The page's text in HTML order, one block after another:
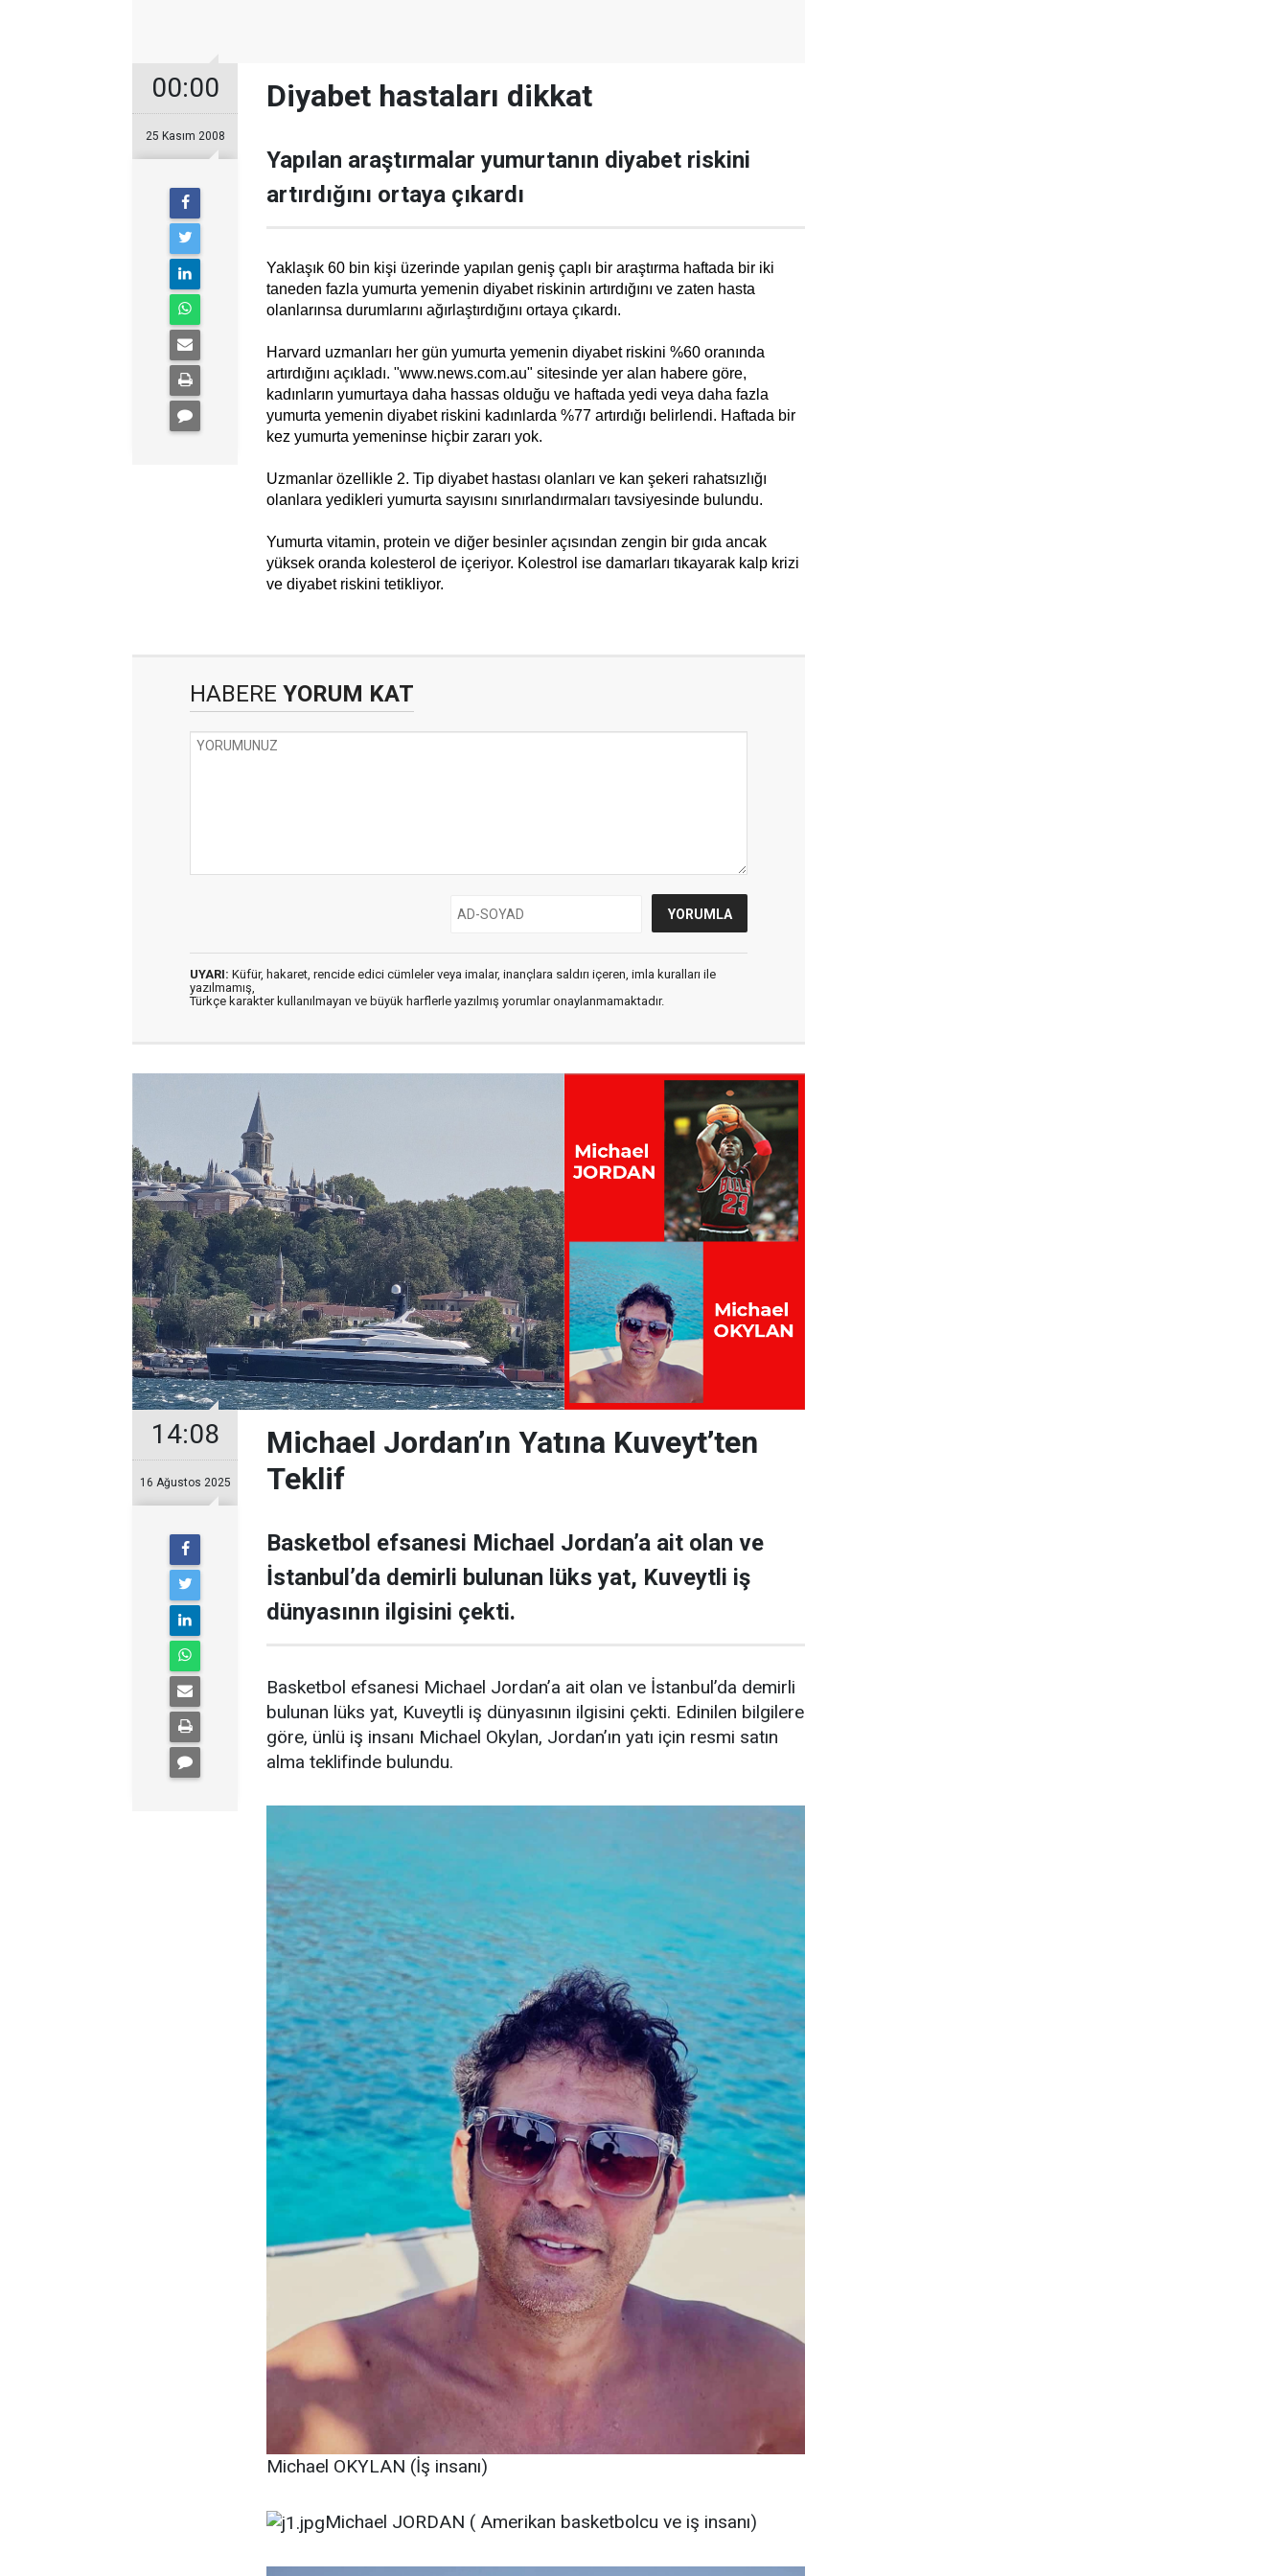
00:00
25 Kasım 2008
Diyabet hastaları dikkat
Yapılan araştırmalar yumurtanın diyabet riskini
artırdığını ortaya çıkardı
Yaklaşık 60 bin kişi üzerinde yapılan geniş çaplı bir araştırma haftada bir iki
taneden fazla yumurta yemenin diyabet riskinin artırdığını ve zaten hasta
olanlarınsa durumlarını ağırlaştırdığını ortaya çıkardı.
Harvard uzmanları her gün yumurta yemenin diyabet riskini %60 oranında
artırdığını açıkladı. "www.news.com.au" sitesinde yer alan habere göre,
kadınların yumurtaya daha hassas olduğu ve haftada yedi veya daha fazla
yumurta yemenin diyabet riskini kadınlarda %77 artırdığı belirlendi. Haftada bir
kez yumurta yemeninse hiçbir zararı yok.
Uzmanlar özellikle 2. Tip diyabet hastası olanları ve kan şekeri rahatsızlığı
olanlara yedikleri yumurta sayısını sınırlandırmaları tavsiyesinde bulundu.
Yumurta vitamin, protein ve diğer besinler açısından zengin bir gıda ancak
yüksek oranda kolesterol de içeriyor. Kolestrol ise damarları tıkayarak kalp krizi
ve diyabet riskini tetikliyor.
HABERE YORUM KAT
UYARI: Küfür, hakaret, rencide edici cümleler veya imalar, inançlara saldırı içeren, imla kuralları ile
yazılmamış,
Türkçe karakter kullanılmayan ve büyük harflerle yazılmış yorumlar onaylanmamaktadır.
14:08
16 Ağustos 2025
Michael Jordan’ın Yatına Kuveyt’ten
Teklif
Basketbol efsanesi Michael Jordan’a ait olan ve
İstanbul’da demirli bulunan lüks yat, Kuveytli iş
dünyasının ilgisini çekti.
Basketbol efsanesi Michael Jordan’a ait olan ve İstanbul’da demirli
bulunan lüks yat, Kuveytli iş dünyasının ilgisini çekti. Edinilen bilgilere
göre, ünlü iş insanı Michael Okylan, Jordan’ın yatı için resmi satın
alma teklifinde bulundu.
Michael OKYLAN (İş insanı)
Michael JORDAN ( Amerikan basketbolcu ve iş insanı)